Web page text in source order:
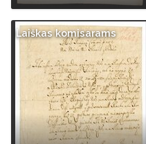
Laiškas komisarams